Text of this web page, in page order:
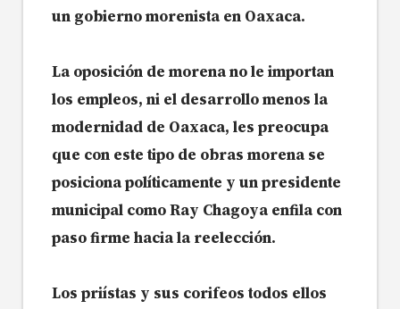
un gobierno morenista en Oaxaca.
La oposición de morena no le importan
los empleos, ni el desarrollo menos la
modernidad de Oaxaca, les preocupa
que con este tipo de obras morena se
posiciona políticamente y un presidente
municipal como Ray Chagoya enfila con
paso firme hacia la reelección.
Los priístas y sus corifeos todos ellos